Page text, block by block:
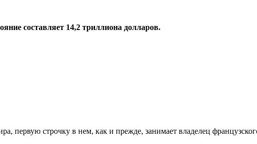
составляет 14,2 триллиона долларов.
первую строчку в нем, как и прежде, занимает владелец